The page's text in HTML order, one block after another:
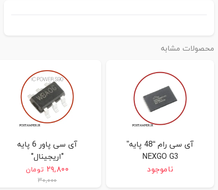
مشابه
آی سی رام “48 پایه”
NEXGO G3
ناموجود
آی سی پاور 6 پایه
"اریجینال"
D210G/D210COMBO/S90
۲۹,۸۰۰ تومان
۳۰,۰۰۰